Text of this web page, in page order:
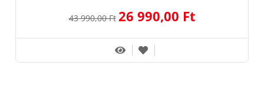
43 990,00 Ft 26 990,00 Ft